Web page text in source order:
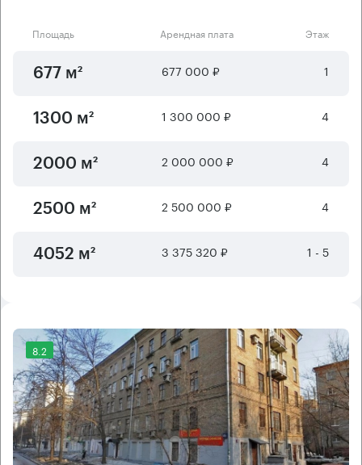
Площадь Арендная плата Этаж
677 м² 677 000 ₽ 1
1300 м² 1 300 000 ₽ 4
2000 м² 2 000 000 ₽ 4
2500 м² 2 500 000 ₽ 4
4052 м² 3 375 320 ₽ 1 - 5
8.2